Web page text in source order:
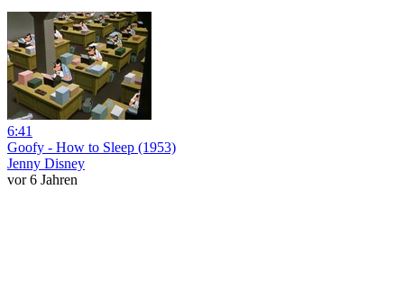
6:41
Goofy - How to Sleep (1953)
Jenny Disney
vor 6 Jahren